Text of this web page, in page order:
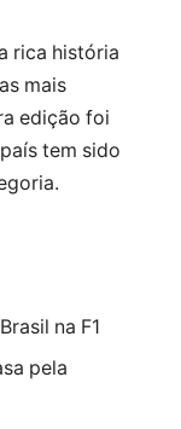
rica história
mais
edição foi
tem sido
na F1
pela